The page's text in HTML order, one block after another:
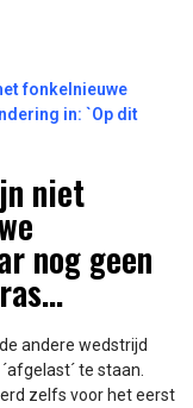
fonkelnieuwe
in: `Op dit
niet
nog geen
andere wedstrijd
te staan.
zelfs voor het eerst